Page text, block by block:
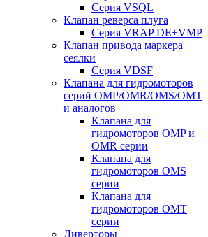
Серия VSQL
Клапан реверса плуга
Серия VRAP DE+VMP
Клапан привода маркера
сеялки
Серия VDSF
Клапана для гидромоторов
серий OMP/OMR/OMS/OMT
и аналогов
Клапана для
гидромоторов OMP и
OMR серии
Клапана для
гидромоторов OMS
серии
Клапана для
гидромоторов OMT
серии
Диверторы